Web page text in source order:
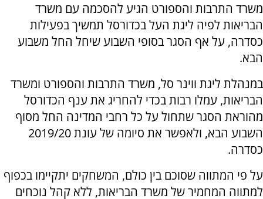
משרד התרבות והספורט הגיע להסכמה עם משרד
הבריאות לפיה ליגת העל בכדורסל תמשיך בפעילות
כסדרה, על אף הסגר בסופי השבוע שיחל החל משבוע
הבא.
במנהלת ליגת ווינר סל, משרד התרבות והספורט ומשרד
הבריאות, עמלו רבות בכדי להחריג את ענף הכדורסל
מהוראת הסגר שתחול על כל רחבי המדינה החל מסוף
השבוע הבא, ולאפשר את סיומה של עונת 2019/20
כסדרה.
על פי המתווה שסוכם בין כולם, המשחקים יתקיימו בכפוף
למתווה המחמיר של משרד הבריאות, ללא קהל נוכחים